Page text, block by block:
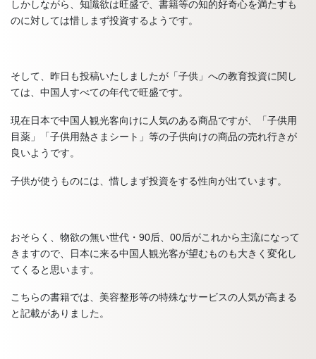
しかしながら、知識欲は旺盛で、書籍等の知的好奇心を満たすも
のに対しては惜しまず投資するようです。
そして、昨日も投稿いたしましたが「子供」への教育投資に関し
ては、中国人すべての年代で旺盛です。
現在日本で中国人観光客向けに人気のある商品ですが、「子供用
目薬」「子供用熱さまシート」等の子供向けの商品の売れ行きが
良いようです。
子供が使うものには、惜しまず投資をする性向が出ています。
おそらく、物欲の無い世代・90后、00后がこれから主流になって
きますので、日本に来る中国人観光客が望むものも大きく変化し
てくると思います。
こちらの書籍では、美容整形等の特殊なサービスの人気が高まる
と記載がありました。